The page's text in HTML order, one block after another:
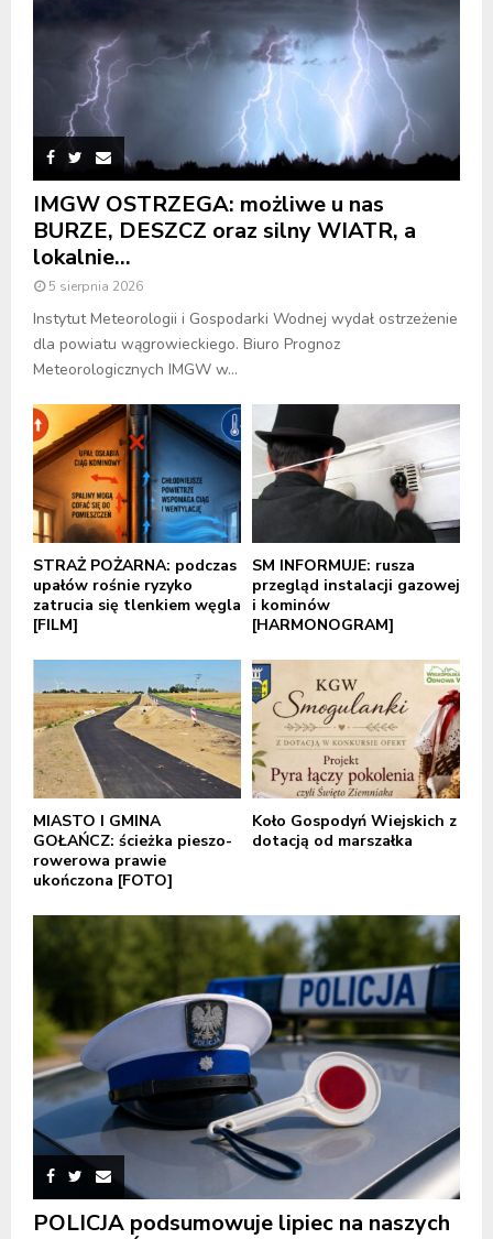
IMGW OSTRZEGA: możliwe u nas
BURZE, DESZCZ oraz silny WIATR, a
lokalnie...
5 sierpnia 2026
Instytut Meteorologii i Gospodarki Wodnej wydał ostrzeżenie
dla powiatu wągrowieckiego. Biuro Prognoz
Meteorologicznych IMGW w...
STRAŻ POŻARNA: podczas
upałów rośnie ryzyko
zatrucia się tlenkiem węgla
[FILM]
SM INFORMUJE: rusza
przegląd instalacji gazowej
i kominów
[HARMONOGRAM]
MIASTO I GMINA
GOŁAŃCZ: ścieżka pieszo-
rowerowa prawie
ukończona [FOTO]
Koło Gospodyń Wiejskich z
dotacją od marszałka
POLICJA podsumowuje lipiec na naszych